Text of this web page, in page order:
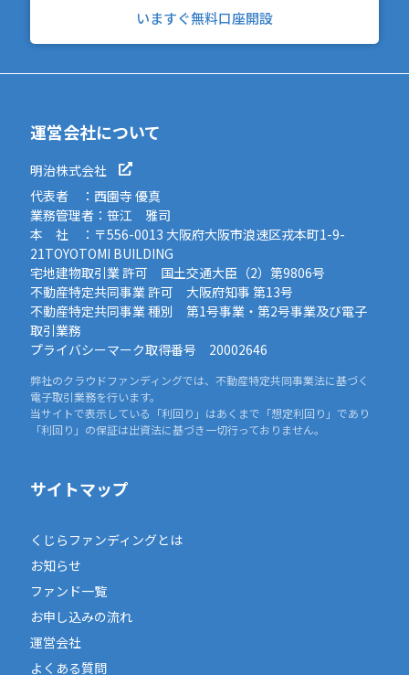
いますぐ無料口座開設
運営会社について
明治株式会社
代表者 ：西園寺 優真
業務管理者：笹江 雅司
本 社 ：〒556-0013 大阪府大阪市浪速区戎本町1-9-
21TOYOTOMI BUILDING
宅地建物取引業 許可 国土交通大臣（2）第9806号
不動産特定共同事業 許可 大阪府知事 第13号
不動産特定共同事業 種別 第1号事業・第2号事業及び電子
取引業務
プライバシーマーク取得番号 20002646
弊社のクラウドファンディングでは、不動産特定共同事業法に基づく
電子取引業務を行います。
当サイトで表示している「利回り」はあくまで「想定利回り」であり
「利回り」の保証は出資法に基づき一切行っておりません。
サイトマップ
くじらファンディングとは
お知らせ
ファンド一覧
お申し込みの流れ
運営会社
よくある質問